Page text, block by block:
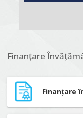
Finanțare
Finanțare